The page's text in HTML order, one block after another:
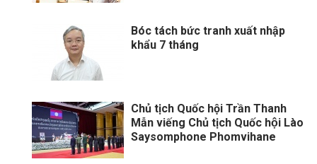
Bóc tách bức tranh xuất nhập
khẩu 7 tháng
Chủ tịch Quốc hội Trần Thanh
Mẫn viếng Chủ tịch Quốc hội Lào
Saysomphone Phomvihane